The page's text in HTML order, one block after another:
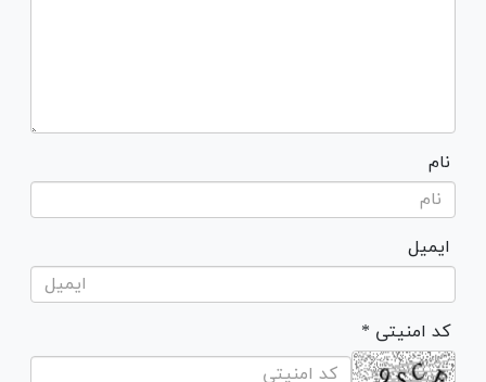
نام
ایمیل
* کد امنیتی